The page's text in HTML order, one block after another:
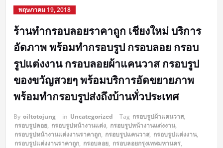
พฤษภาคม 19, 2018
ร้านทำกรอบลอยราคาถูก เชียงใหม่ บริการ
อัดภาพ พร้อมทำกรอบรูป กรอบลอย กรอบ
รูปแต่งงาน กรอบลอยผ้าแคนวาส กรอบรูป
ของขวัญสวยๆ พร้อมบริการอัดขยายภาพ
พร้อมทำกรอบรูปส่งถึงบ้านทั่วประเทศ
By oiltotojung in Uncategorized Tag กรอบรูปผ้าแคนวาส,
กรอบรูปลอย, กรอบรูปหน้างานแต่ง, กรอบรูปหน้างานแต่งงาน,
กรอบรูปหน้างานแต่งงานราคาถูก, กรอบรูปแคนวาส, กรอบรูปแต่งงาน,
กรอบรูปแต่งงานราคาถูก, กรอบลอย, กรอบลอยกรุงเทพมหานคร,